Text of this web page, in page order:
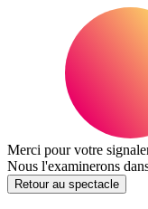
Merci pour votre
Nous l'examinerons
Retour au spectacle